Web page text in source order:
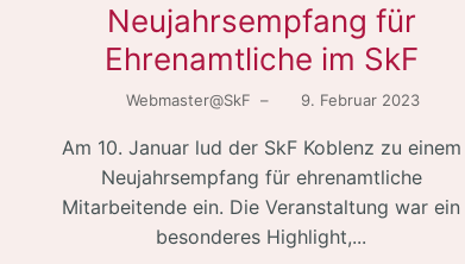
Neujahrsempfang für
Ehrenamtliche im SkF
Webmaster@SkF – 9. Februar 2023
Am 10. Januar lud der SkF Koblenz zu einem
Neujahrsempfang für ehrenamtliche
Mitarbeitende ein. Die Veranstaltung war ein
besonderes Highlight,...